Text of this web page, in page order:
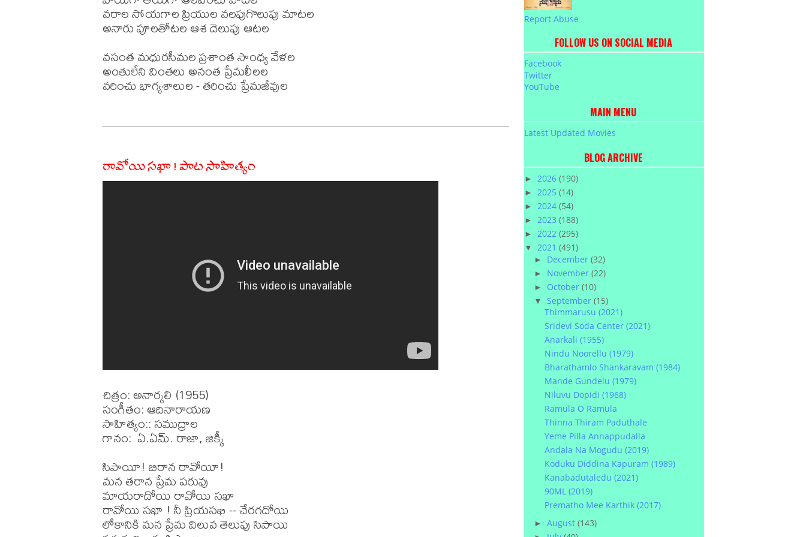
వరాల సోయగాల ప్రియుల వలపుగొలుపు మాటల
అనారు పూలతోటల ఆశ దెలుపు ఆటల
వసంత మధురసీమల ప్రశాంత సాంధ్య వేళల
అంతులేని వింతలు అనంత ప్రేమలీలల
వరించు భాగ్యశాలుల - తరించు ప్రేమజీవుల
రావోయి సఖా ! పాట సాహిత్యం
చిత్రం: అనార్కలి (1955)
సంగీతం: ఆదినారాయణ
సాహిత్యం:: సముద్రాల
గానం:  ఏ.ఏమ్. రాజా, జిక్కీ
సిపాయీ! బిరాన రావోయీ!
మన తరాన ప్రేమ పరువు
మాయరాదోయి రావోయి సఖా
రావోయి సఖా ! నీ ప్రియసఖి -- చేరగదోయి
లోకానికి మన ప్రేమ విలువ తెలుపు సిపాయి
Report Abuse
FOLLOW US ON SOCIAL MEDIA
Facebook
Twitter
YouTube
MAIN MENU
Latest Updated Movies
BLOG ARCHIVE
► 2026 (190)
► 2025 (14)
► 2024 (54)
► 2023 (188)
► 2022 (295)
▼ 2021 (491)
► December(32)
► November(22)
► October(10)
▼ September(15)
Thimmarusu (2021)
Sridevi Soda Center (2021)
Anarkali (1955)
Nindu Noorellu (1979)
Bharathamlo Shankaravam (1984)
Mande Gundelu (1979)
Niluvu Dopidi (1968)
Ramula O Ramula
Thinna Thiram Paduthale
Yeme Pilla Annappudalla
Andala Na Mogudu (2019)
Koduku Diddina Kapuram (1989)
Kanabadutaledu (2021)
90ML (2019)
Prematho Mee Karthik (2017)
►August(143)